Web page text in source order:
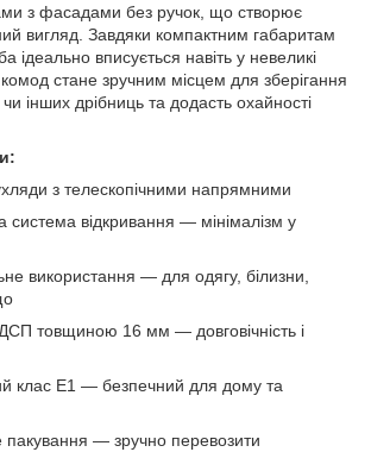
з фасадами без ручок, що створює
вигляд. Завдяки компактним габаритам
ідеально вписується навіть у невеликі
стане зручним місцем для зберігання
чи інших дрібниць та додасть охайності
з телескопічними напрямними
система відкривання — мінімалізм у
використання — для одягу, білизни,
товщиною 16 мм — довговічність і
клас Е1 — безпечний для дому та
пакування — зручно перевозити